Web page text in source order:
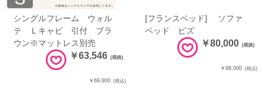
シングルフレーム ウォル
テ Ｌキャビ 引付 ブラ
ウン※マットレス別売
￥63,546 (税抜)
￥69,900 (税込)
[フランスベッド] ソファ
ベッド ピズ
￥80,000 (税抜)
￥88,000 (税込)